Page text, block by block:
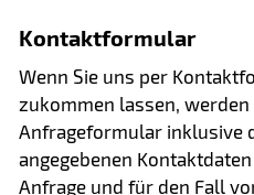
Kontaktformular
Wenn Sie uns per
zukommen lassen, werden
Anfrageformular inklusive
angegebenen
Anfrage und für den Fall